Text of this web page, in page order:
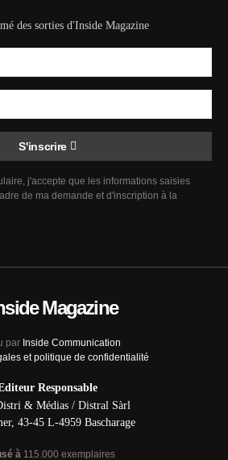
des sorties d'Inside Magazine
S'inscrire
j'accepte que les informations saisies
de ma demande et d'inscription à la
par Inside Communication
et politique de confidentialité
Responsable
& Médias / Distral Sàrl
43-45 L-4959 Bascharage
à 115.000 exemplaires